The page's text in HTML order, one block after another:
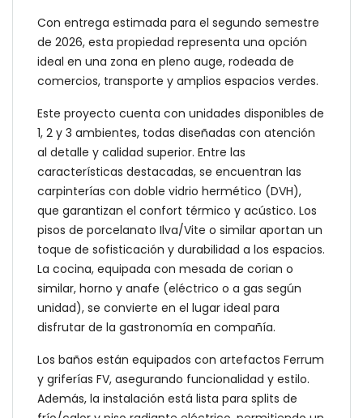
Con entrega estimada para el segundo semestre
de 2026, esta propiedad representa una opción
ideal en una zona en pleno auge, rodeada de
comercios, transporte y amplios espacios verdes.
Este proyecto cuenta con unidades disponibles de
1, 2 y 3 ambientes, todas diseñadas con atención
al detalle y calidad superior. Entre las
características destacadas, se encuentran las
carpinterías con doble vidrio hermético (DVH),
que garantizan el confort térmico y acústico. Los
pisos de porcelanato Ilva/Vite o similar aportan un
toque de sofisticación y durabilidad a los espacios.
La cocina, equipada con mesada de corian o
similar, horno y anafe (eléctrico o a gas según
unidad), se convierte en el lugar ideal para
disfrutar de la gastronomía en compañía.
Los baños están equipados con artefactos Ferrum
y griferías FV, asegurando funcionalidad y estilo.
Además, la instalación está lista para splits de